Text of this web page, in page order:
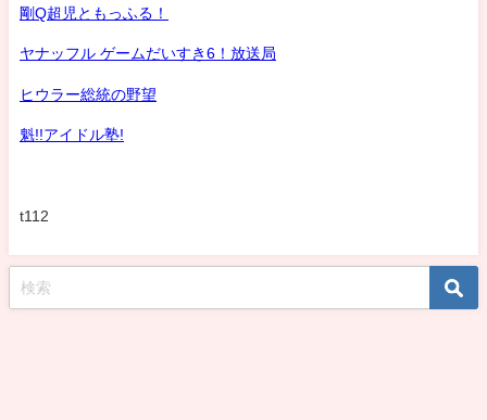
剛Q超児ともっふる！
ヤナッフル ゲームだいすき6！放送局
ヒウラー総統の野望
魁!!アイドル塾!
t112